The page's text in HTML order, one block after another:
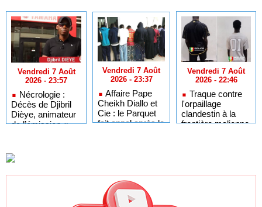
Vendredi 7 Août
2026 - 23:57
Nécrologie :
Décès de Djibril
Dièye, animateur
de l’émission «
Vendredi 7 Août
2026 - 23:37
Affaire Pape
Cheikh Diallo et
Cie : le Parquet
fait appel après le
Vendredi 7 Août
2026 - 22:46
Traque contre
l'orpaillage
clandestin à la
frontière malienne